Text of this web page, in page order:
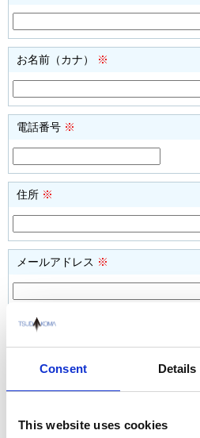
Consent Details
This website uses cookies
お名前（カナ） ※
電話番号 ※
住所 ※
メールアドレス ※
メールアドレス
（確認用）※